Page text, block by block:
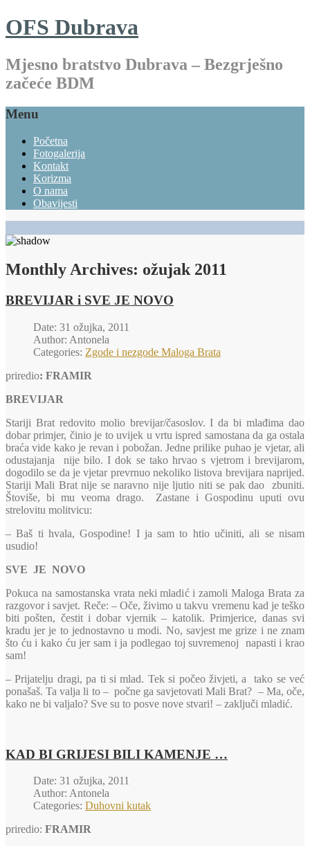
OFS Dubrava
Mjesno bratstvo Dubrava – Bezgrješno
začeće BDM
Menu
Početna
Fotogalerija
Kontakt
Korizma
O nama
Obavijesti
Monthly Archives: ožujak 2011
BREVIJAR i SVE JE NOVO
Date: 31 ožujka, 2011
Author: Antonela
Categories: Zgode i nezgode Maloga Brata
priredio: FRAMIR
BREVIJAR
Stariji Brat redovito molio brevijar/časoslov. I da bi mlađima dao
dobar primjer, činio je to uvijek u vrtu ispred samostana da ga ostala
braća vide kako je revan i pobožan. Jedne prilike puhao je vjetar, ali
odustajanja nije bilo. I dok se tako hrvao s vjetrom i brevijarom,
dogodilo se da je vjetar prevrnuo nekoliko listova brevijara naprijed.
Stariji Mali Brat nije se naravno nije ljutio niti se pak dao zbuniti.
Štoviše, bi mu veoma drago. Zastane i Gospodinu uputi ovu
strelovitu molitvicu:
– Baš ti hvala, Gospodine! I ja sam to htio učiniti, ali se nisam
usudio!
SVE JE NOVO
Pokuca na samostanska vrata neki mladić i zamoli Maloga Brata za
razgovor i savjet. Reče: – Oče, živimo u takvu vremenu kad je teško
biti pošten, čestit i dobar vjernik – katolik. Primjerice, danas svi
kradu jer je to jednostavno u modi. No, savjest me grize i ne znam
što ću i kako ću jer sam i ja podlegao toj suvremenoj napasti i krao
sam!
– Prijatelju dragi, pa ti si mlad. Tek si počeo živjeti, a tako se već
ponašaš. Ta valja li to – počne ga savjetovati Mali Brat? – Ma, oče,
kako ne bi valjalo? Sve su to posve nove stvari! – zaključi mladić.
KAD BI GRIJESI BILI KAMENJE …
Date: 31 ožujka, 2011
Author: Antonela
Categories: Duhovni kutak
priredio: FRAMIR